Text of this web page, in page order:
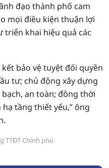
đạo thành phố cam
mọi điều kiện thuận lợi
triển khai hiệu quả các
bảo vệ tuyệt đối quyền
tư; chủ động xây dựng
an toàn; đồng thời
tầng thiết yếu,” ông
TTĐT Chính phủ